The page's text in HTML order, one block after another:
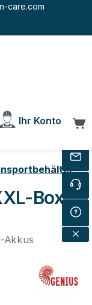
care.com
hast 0 Produkte
Ihr Konto
Box
Akkus